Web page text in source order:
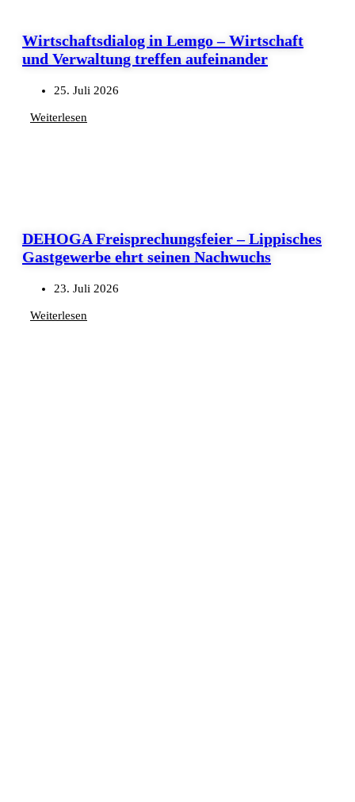
Wirtschaftsdialog in Lemgo – Wirtschaft
und Verwaltung treffen aufeinander
25. Juli 2026
Weiterlesen
DEHOGA Freisprechungsfeier – Lippisches
Gastgewerbe ehrt seinen Nachwuchs
23. Juli 2026
Weiterlesen